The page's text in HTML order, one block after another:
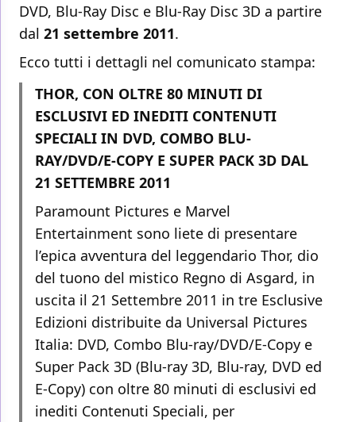
DVD, Blu-Ray Disc e Blu-Ray Disc 3D a partire
dal 21 settembre 2011.
Ecco tutti i dettagli nel comunicato stampa:
THOR, CON OLTRE 80 MINUTI DI
ESCLUSIVI ED INEDITI CONTENUTI
SPECIALI IN DVD, COMBO BLU-
RAY/DVD/E-COPY E SUPER PACK 3D DAL
21 SETTEMBRE 2011
Paramount Pictures e Marvel
Entertainment sono liete di presentare
l’epica avventura del leggendario Thor, dio
del tuono del mistico Regno di Asgard, in
uscita il 21 Settembre 2011 in tre Esclusive
Edizioni distribuite da Universal Pictures
Italia: DVD, Combo Blu-ray/DVD/E-Copy e
Super Pack 3D (Blu-ray 3D, Blu-ray, DVD ed
E-Copy) con oltre 80 minuti di esclusivi ed
inediti Contenuti Speciali, per